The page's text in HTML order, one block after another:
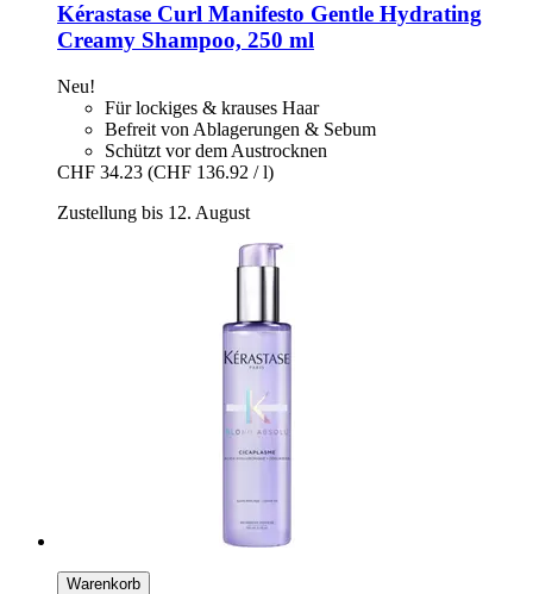
Kérastase Curl Manifesto Gentle Hydrating
Creamy Shampoo, 250 ml
Neu!
Für lockiges & krauses Haar
Befreit von Ablagerungen & Sebum
Schützt vor dem Austrocknen
CHF 34.23 (CHF 136.92 / l)
Zustellung bis 12. August
Warenkorb